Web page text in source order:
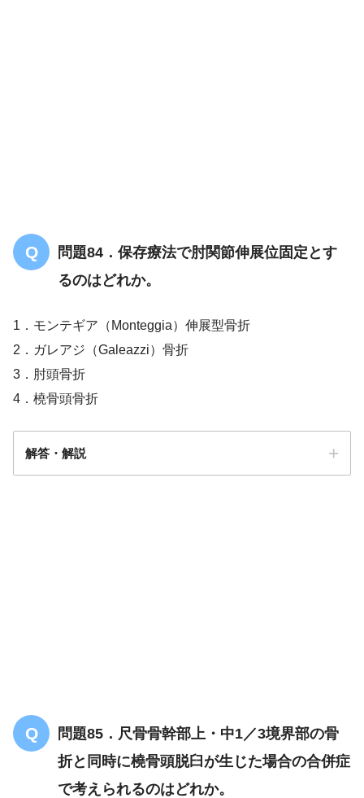
問題84．保存療法で肘関節伸展位固定とす
るのはどれか。
1．モンテギア（Monteggia）伸展型骨折
2．ガレアジ（Galeazzi）骨折
3．肘頭骨折
4．橈骨頭骨折
解答・解説
問題85．尺骨骨幹部上・中1／3境界部の骨
折と同時に橈骨頭脱臼が生じた場合の合併症
で考えられるのはどれか。